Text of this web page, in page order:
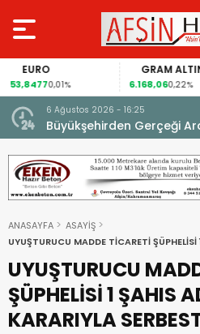
EURO
53,84770,01%
GRAM
6.168,060,22%
6 Ağustos 2026 - 16:25
Büyükşehirden Gerçeği
Kurtarma Tatbikatı.
ANASAYFA
ASAYİŞ
UYUŞTURUCU MADDE TİCARETİ
UYUŞTURUCU
ŞÜPHELİSİ 1 ŞAHIS
KARARIYLA